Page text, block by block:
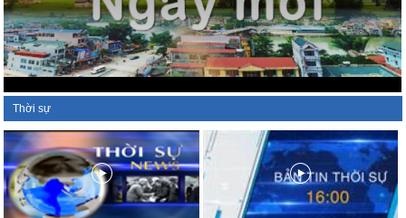
Thời sự